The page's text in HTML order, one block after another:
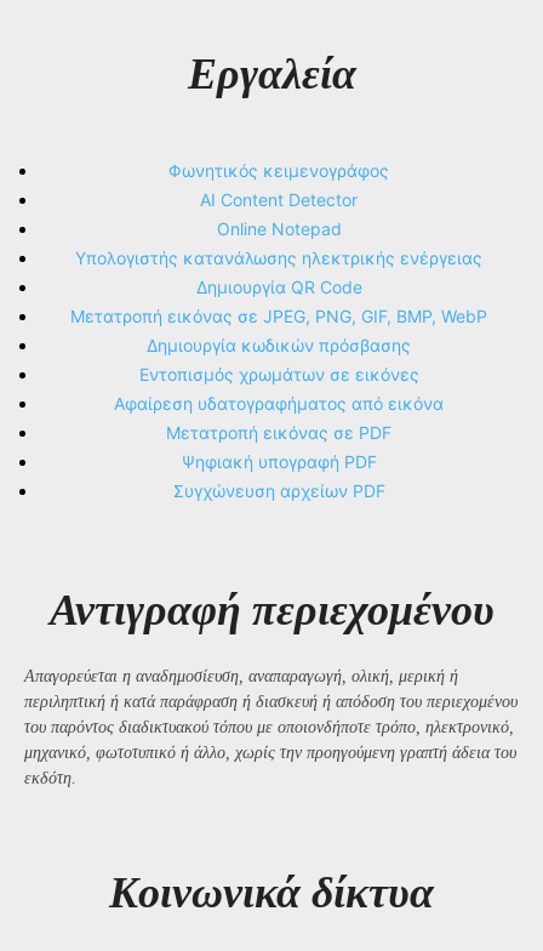
Εργαλεία
Φωνητικός κειμενογράφος
AI Content Detector
Online Notepad
Υπολογιστής κατανάλωσης ηλεκτρικής ενέργειας
Δημιουργία QR Code
Μετατροπή εικόνας σε JPEG, PNG, GIF, BMP, WebP
Δημιουργία κωδικών πρόσβασης
Εντοπισμός χρωμάτων σε εικόνες
Αφαίρεση υδατογραφήματος από εικόνα
Μετατροπή εικόνας σε PDF
Ψηφιακή υπογραφή PDF
Συγχώνευση αρχείων PDF
Αντιγραφή περιεχομένου
Απαγορεύεται η αναδημοσίευση, αναπαραγωγή, ολική, μερική ή
περιληπτική ή κατά παράφραση ή διασκευή ή απόδοση του περιεχομένου
του παρόντος διαδικτυακού τόπου με οποιονδήποτε τρόπο, ηλεκτρονικό,
μηχανικό, φωτοτυπικό ή άλλο, χωρίς την προηγούμενη γραπτή άδεια του
εκδότη.
Kοινωνικά δίκτυα